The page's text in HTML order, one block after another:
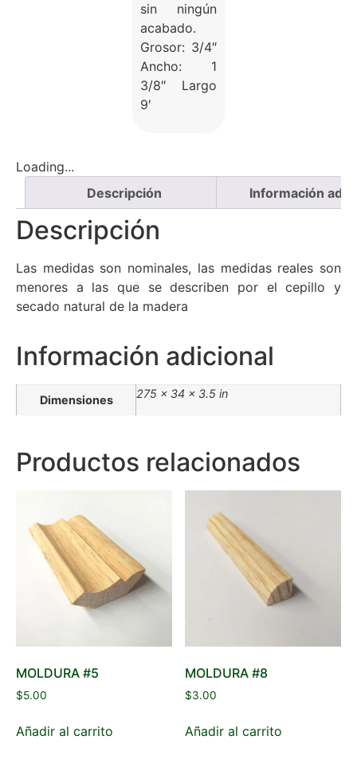
sin ningún
acabado.
Grosor: 3/4″
Ancho: 1
3/8″ Largo
9′
Loading...
Descripción
Información
Descripción
Las medidas son nominales, las medidas reales son
menores a las que se describen por el cepillo y
secado natural de la madera
Información adicional
Dimensiones 275 × 34 × 3.5 in
Productos relacionados
MOLDURA #5
$5.00
Añadir al carrito
MOLDURA #8
$3.00
Añadir al carrito